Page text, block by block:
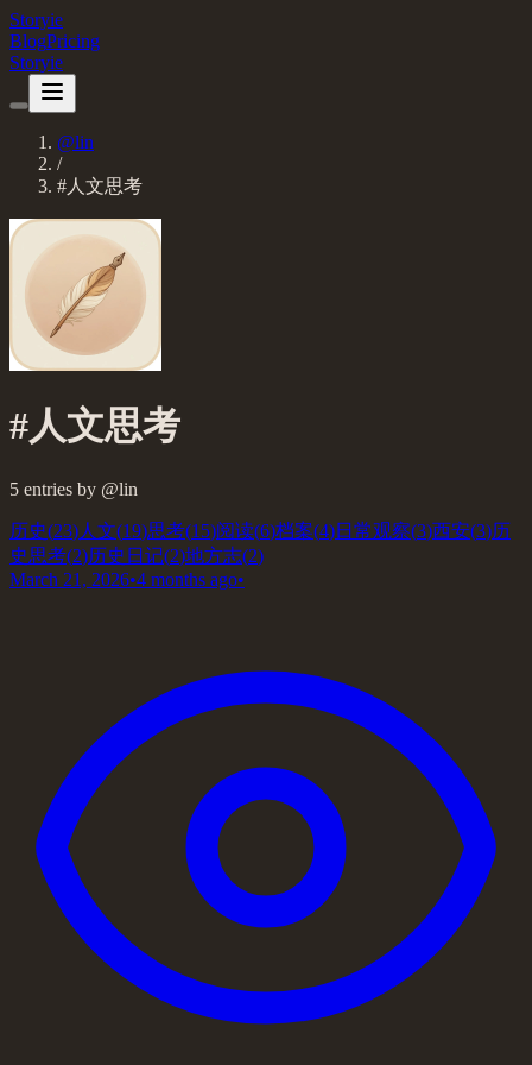
Storyie
BlogPricing
Storyie
@lin
/
# 人文思考
#人文思考
5 entries by @lin
历史(23) 人文(19)思考(15)阅读(6)档案(4)日常观察(3)西安(3)历
史思考(2)历史日记(2)地方志(2)
March 21, 2026•4 months ago•